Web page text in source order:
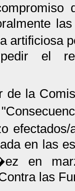
artificiosa
el
de la
en las
en
las